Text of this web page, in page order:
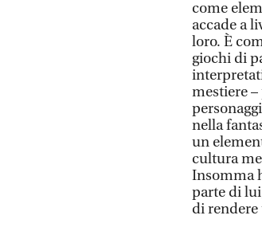
come
accade a
loro. È
giochi di
mestiere
nella
un
cultura
Insomma
parte di
di rendere